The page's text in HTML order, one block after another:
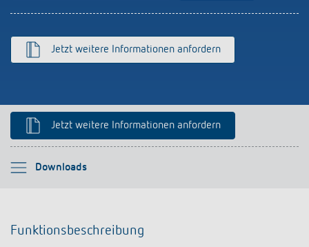
schalten
LUXORliving
Jetzt weitere Informationen anfordern
Jetzt weitere Informationen anfordern
Downloads
Bitte auswählen
Technische Informationen
Funktionsbeschreibung